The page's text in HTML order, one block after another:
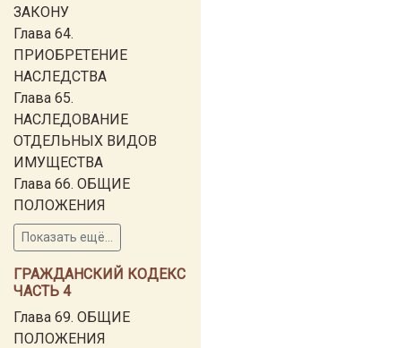
ЗАКОНУ
Глава 64.
ПРИОБРЕТЕНИЕ
НАСЛЕДСТВА
Глава 65.
НАСЛЕДОВАНИЕ
ОТДЕЛЬНЫХ ВИДОВ
ИМУЩЕСТВА
Глава 66. ОБЩИЕ
ПОЛОЖЕНИЯ
Показать ещё...
ГРАЖДАНСКИЙ КОДЕКС
ЧАСТЬ 4
Глава 69. ОБЩИЕ
ПОЛОЖЕНИЯ